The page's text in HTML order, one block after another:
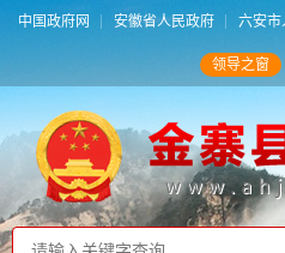
中国政府网 安徽省人民政府 六安市
领导之窗